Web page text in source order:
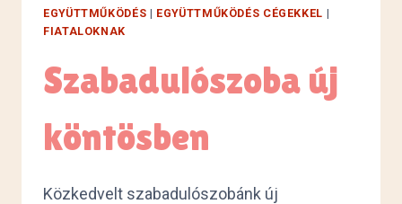
EGYÜTTMŰKÖDÉS | EGYÜTTMŰKÖDÉS CÉGEKKEL |
FIATALOKNAK
Szabadulószoba új
köntösben
Közkedvelt szabadulószobánk új